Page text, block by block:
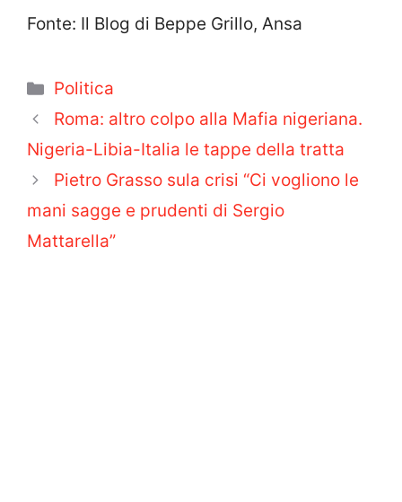
Fonte: Il Blog di Beppe Grillo, Ansa
Categorie
Politica
Roma: altro colpo alla Mafia nigeriana.
Nigeria-Libia-Italia le tappe della tratta
Pietro Grasso sula crisi “Ci vogliono le
mani sagge e prudenti di Sergio
Mattarella”